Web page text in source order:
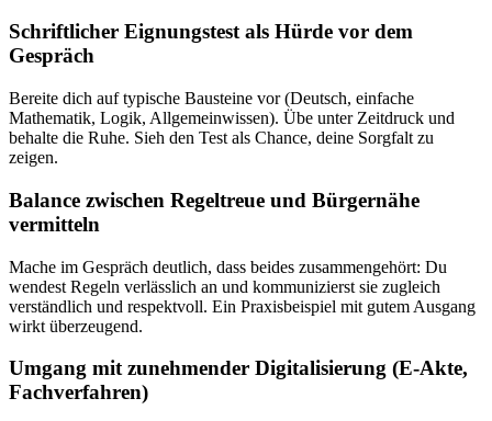
Schriftlicher Eignungstest als Hürde vor dem
Gespräch
Bereite dich auf typische Bausteine vor (Deutsch, einfache
Mathematik, Logik, Allgemeinwissen). Übe unter Zeitdruck und
behalte die Ruhe. Sieh den Test als Chance, deine Sorgfalt zu
zeigen.
Balance zwischen Regeltreue und Bürgernähe
vermitteln
Mache im Gespräch deutlich, dass beides zusammengehört: Du
wendest Regeln verlässlich an und kommunizierst sie zugleich
verständlich und respektvoll. Ein Praxisbeispiel mit gutem Ausgang
wirkt überzeugend.
Umgang mit zunehmender Digitalisierung (E-Akte,
Fachverfahren)